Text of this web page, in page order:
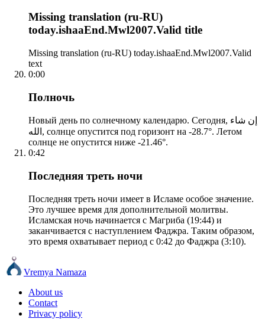
Missing translation (ru-RU)
today.ishaaEnd.Mwl2007.Valid title
Missing translation (ru-RU) today.ishaaEnd.Mwl2007.Valid
text
0:00
Полночь
Новый день по солнечному календарю. Сегодня, إن شاء
الله, солнце опустится под горизонт на -28.7°. Летом
солнце не опустится ниже -21.46°.
0:42
Последняя треть ночи
Последняя треть ночи имеет в Исламе особое значение.
Это лучшее время для дополнительной молитвы.
Исламская ночь начинается с Магриба (19:44) и
заканчивается с наступлением Фаджра. Таким образом,
это время охватывает период с 0:42 до Фаджра (3:10).
Vremya Namaza
About us
Contact
Privacy policy